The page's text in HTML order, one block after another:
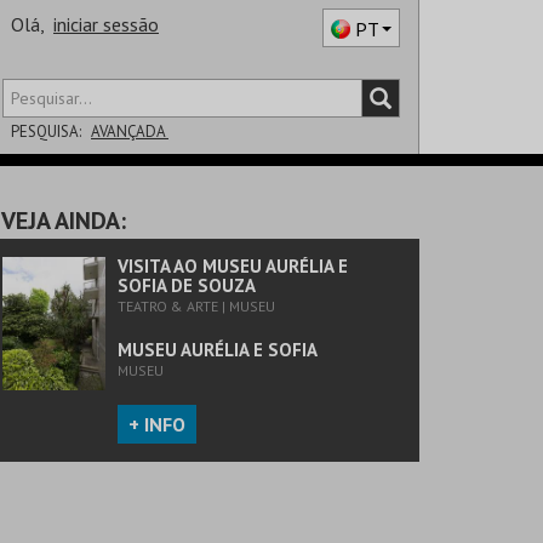
Olá, iniciar sessão PT
PESQUISA: AVANÇADA
SALA
VEJA AINDA:
VISITA AO MUSEU AURÉLIA E
SOFIA DE SOUZA
TEATRO & ARTE | MUSEU
MUSEU AURÉLIA E SOFIA
MUSEU
+ INFO